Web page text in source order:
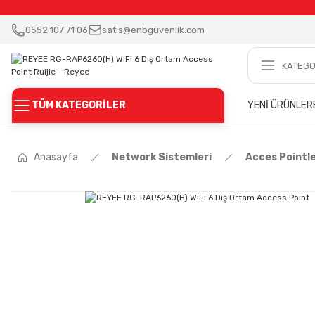
0552 107 71 06 satis@enbgüvenlik.com
TÜM KATEGORİLER YENİ ÜRÜNLER
Anasayfa Network Sistemleri Acces